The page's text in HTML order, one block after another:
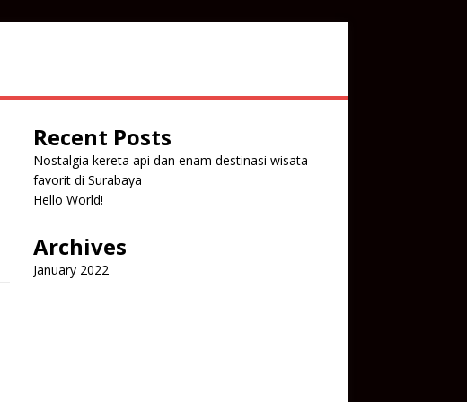
Recent Posts
Nostalgia kereta api dan enam destinasi wisata
favorit di Surabaya
Hello World!
Archives
January 2022